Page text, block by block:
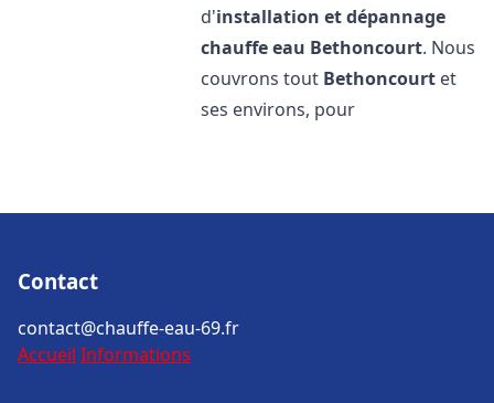
d'installation et dépannage
chauffe eau Bethoncourt. Nous
couvrons tout Bethoncourt et
ses environs, pour
Contact
contact@chauffe-eau-69.fr
Accueil Informations